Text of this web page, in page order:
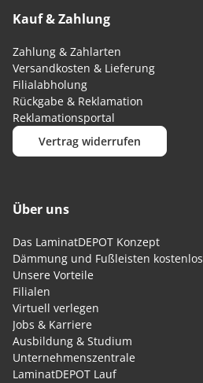
Kauf & Zahlung
Zahlung & Zahlarten
Versandkosten & Lieferung
Filialabholung
Rückgabe & Reklamation
Reklamationsportal
Vertrag widerrufen
Über uns
Das LaminatDEPOT Konzept
Dämmung und Fußleisten kostenlos
Unsere Vorteile
Filialen
Virtuell verlegen
Jobs & Karriere
Ausbildung & Studium
Unternehmenszentrale
LaminatDEPOT Lauf